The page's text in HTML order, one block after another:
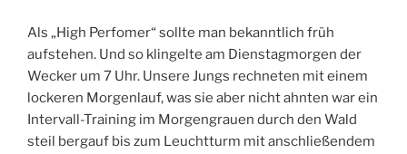
Als „High Perfomer“ sollte man bekanntlich früh
aufstehen. Und so klingelte am Dienstagmorgen der
Wecker um 7 Uhr. Unsere Jungs rechneten mit einem
lockeren Morgenlauf, was sie aber nicht ahnten war ein
Intervall-Training im Morgengrauen durch den Wald
steil bergauf bis zum Leuchtturm mit anschließendem